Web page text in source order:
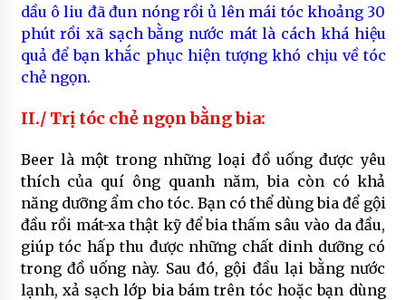
dầu ô liu đã đun nóng rồi ủ lên mái tóc khoảng 30
phút rồi xã sạch bằng nước mát là cách khá hiệu
quả để bạn khắc phục hiện tượng khó chịu về tóc
chẻ ngọn.
II./ Trị tóc chẻ ngọn bằng bia:
Beer là một trong những loại đồ uống được yêu
thích của quí ông quanh năm, bia còn có khả
năng dưỡng ẩm cho tóc. Bạn có thể dùng bia để gội
đầu rồi mát-xa thật kỹ để bia thấm sâu vào da đầu,
giúp tóc hấp thu được những chất dinh dưỡng có
trong đồ uống này. Sau đó, gội đầu lại bằng nước
lạnh, xả sạch lớp bia bám trên tóc hoặc bạn dùng